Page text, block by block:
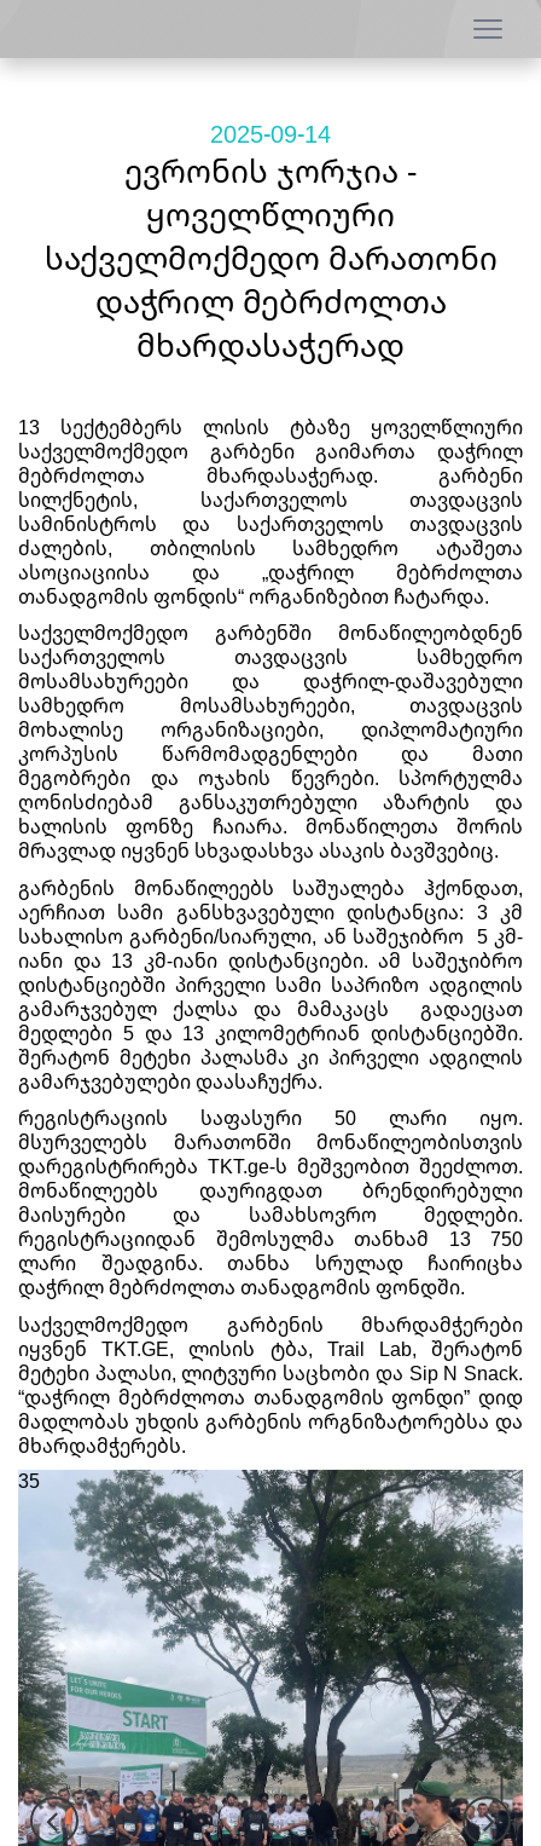
2025-09-14
ევრონის ჯორჯია -
ყოველწლიური
საქველმოქმედო მარათონი
დაჭრილ მებრძოლთა
მხარდასაჭერად
13 სექტემბერს ლისის ტბაზე ყოველწლიური
საქველმოქმედო გარბენი გაიმართა დაჭრილ
მებრძოლთა მხარდასაჭერად. გარბენი
სილქნეტის, საქართველოს თავდაცვის
სამინისტროს და საქართველოს თავდაცვის
ძალების, თბილისის სამხედრო ატაშეთა
ასოციაციისა და „დაჭრილ მებრძოლთა
თანადგომის ფონდის“ ორგანიზებით ჩატარდა.
საქველმოქმედო გარბენში მონაწილეობდნენ
საქართველოს თავდაცვის სამხედრო
მოსამსახურეები და დაჭრილ-დაშავებული
სამხედრო მოსამსახურეები, თავდაცვის
მოხალისე ორგანიზაციები, დიპლომატიური
კორპუსის წარმომადგენლები და მათი
მეგობრები და ოჯახის წევრები. სპორტულმა
ღონისძიებამ განსაკუთრებული აზარტის და
ხალისის ფონზე ჩაიარა. მონაწილეთა შორის
მრავლად იყვნენ სხვადასხვა ასაკის ბავშვებიც.
გარბენის მონაწილეებს საშუალება ჰქონდათ,
აერჩიათ სამი განსხვავებული დისტანცია: 3 კმ
სახალისო გარბენი/სიარული, ან საშეჯიბრო 5 კმ-
იანი და 13 კმ-იანი დისტანციები. ამ საშეჯიბრო
დისტანციებში პირველი სამი საპრიზო ადგილის
გამარჯვებულ ქალსა და მამაკაცს გადაეცათ
მედლები 5 და 13 კილომეტრიან დისტანციებში.
შერატონ მეტეხი პალასმა კი პირველი ადგილის
გამარჯვებულები დაასაჩუქრა.
რეგისტრაციის საფასური 50 ლარი იყო.
მსურველებს მარათონში მონაწილეობისთვის
დარეგისტრირება TKT.ge-ს მეშვეობით შეეძლოთ.
მონაწილეებს დაურიგდათ ბრენდირებული
მაისურები და სამახსოვრო მედლები.
რეგისტრაციიდან შემოსულმა თანხამ 13 750
ლარი შეადგინა. თანხა სრულად ჩაირიცხა
დაჭრილ მებრძოლთა თანადგომის ფონდში.
საქველმოქმედო გარბენის მხარდამჭერები
იყვნენ TKT.GE, ლისის ტბა, Trail Lab, შერატონ
მეტეხი პალასი, ლიტვური საცხობი და Sip N Snack.
“დაჭრილ მებრძლოთა თანადგომის ფონდი” დიდ
მადლობას უხდის გარბენის ორგნიზატორებსა და
მხარდამჭერებს.
35